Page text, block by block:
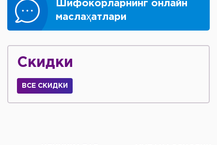
Шифокорларнинг онлайн
маслаҳатлари
Скидки
ВСЕ СКИДКИ